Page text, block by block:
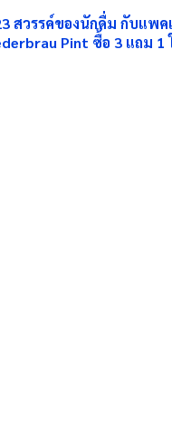
สวรรค์ของนักดื่ม กับแพค
Pint ซื้อ 3 แถม 1